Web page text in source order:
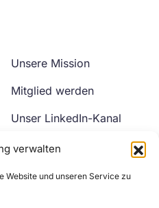
verwalten
Website und unseren Service zu
Unsere Mission
Mitglied werden
Unser LinkedIn-Kanal
Unser YouTube-Kanal